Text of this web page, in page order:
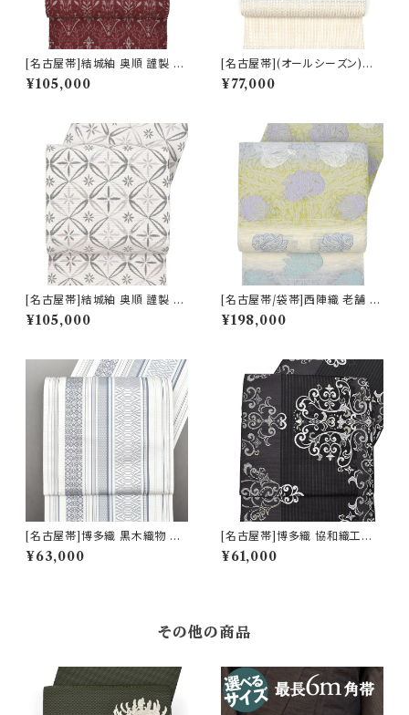
[名古屋帯]結城紬 奥順 謹製 型
紙捺染絣 装飾華文 八寸帯 正絹
日本製(商品番号:22496)
¥105,000
[名古屋帯](オールシーズン)米
沢 近賢織物 謹製 蜃気楼 オー
ロラ 八寸帯 絹×和紙 日本製(商
¥77,000
[名古屋帯]結城紬 奥順 謹製 型
紙捺染絣 七宝文様 八寸帯 正絹
日本製(商品番号:22495)
¥105,000
[名古屋帯/袋帯]西陣織 老舗 京
藝 謹製 ヴィクトリア・デザイン
天然石糸 子猫鍵しっぽ 九寸帯
¥198,000
[名古屋帯]博多織 黒木織物 謹
製 献上独鈷 八寸帯 正絹 日本
製(商品番号:22108)
¥63,000
[名古屋帯]博多織 協和織工場
謹製 印度彩花文 八寸帯 正絹
日本製(商品番号:22103)
¥61,000
その他の商品